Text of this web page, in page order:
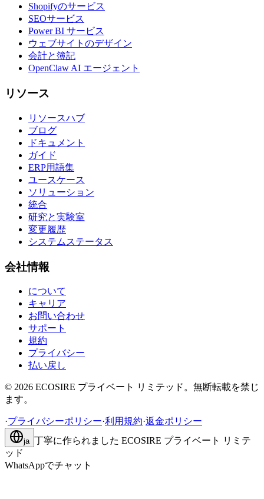
Shopifyのサービス
SEOサービス
Power BI サービス
ウェブサイトのデザイン
会計と簿記
OpenClaw AI エージェント
リソース
リソースハブ
ブログ
ドキュメント
ガイド
ERP用語集
ユースケース
ソリューション
統合
研究と実験室
変更履歴
システムステータス
会社情報
について
キャリア
お問い合わせ
サポート
規約
プライバシー
払い戻し
© 2026 ECOSIRE プライベート リミテッド。無断転載を禁じ
ます。
·プライバシーポリシー·利用規約·返金ポリシー
ja 丁寧に作られました ECOSIRE プライベート リミテ
ッド
WhatsAppでチャット